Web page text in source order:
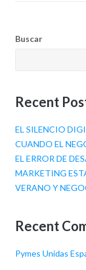
Buscar
Recent
EL SILENCIO
CUANDO EL
EL ERROR DE
MARKETING
VERANO Y
Recent
Pymes Unidas